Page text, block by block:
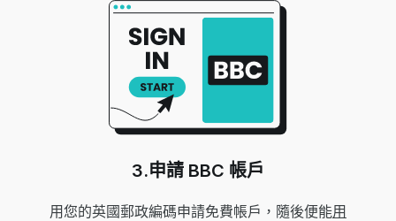
3.申請 BBC 帳戶
用您的英國郵政編碼申請免費帳戶，隨後便能用